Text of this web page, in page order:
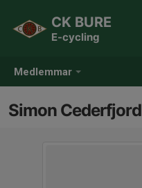
Medlemmar
CK BURE
E-cycling
Simon Cederfjord